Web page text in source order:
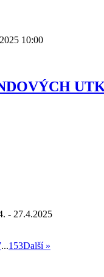
10:00
- 27.4.2025
...153Další »